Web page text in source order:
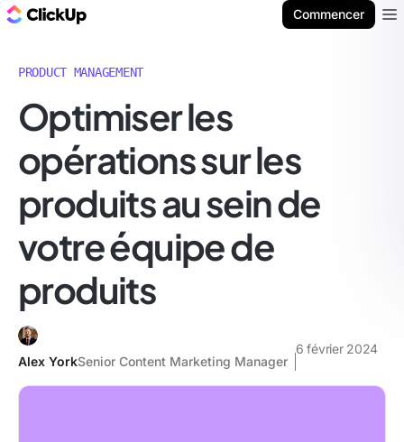
Commencer
PRODUCT MANAGEMENT
Optimiser les
opérations sur les
produits au sein de
votre équipe de
produits
Alex YorkSenior Content Marketing Manager
6 février 2024